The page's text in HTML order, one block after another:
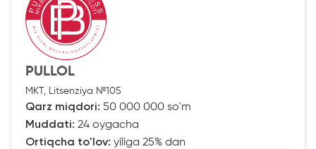
PULLOL
MKT, Litsenziya №105
Qarz miqdori: 50 000 000 so'm
Muddati: 24 oygacha
Ortiqcha to'lov: yiliga 25% dan